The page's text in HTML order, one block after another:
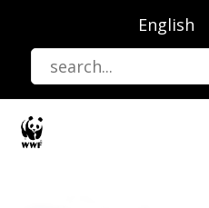
utama
English